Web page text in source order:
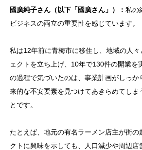
國廣純子さん（以下「國廣さん」）： 私の
ビジネスの両立の重要性を感じています。
私は12年前に青梅市に移住し、地域の人
ェクトを立ち上げ、10年で130件の開業を
の過程で気づいたのは、事業計画がしっか
来的な不安要素を見つけてあきらめてしま
とです。
たとえば、地元の有名ラーメン店主が街の
クトに興味を示しても、人口減少や周辺店